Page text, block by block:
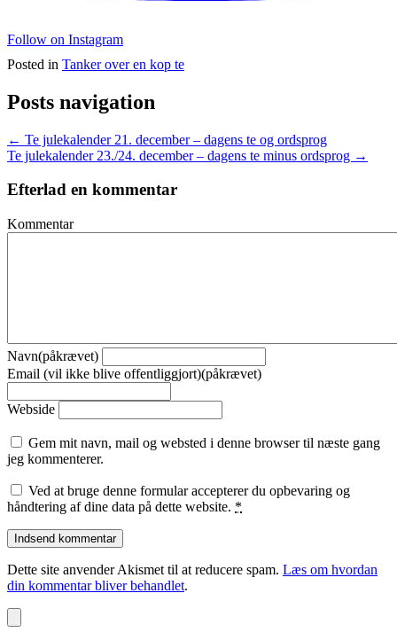
Follow on Instagram
Posted in Tanker over en kop te
Posts navigation
← Te julekalender 21. december – dagens te og ordsprog
Te julekalender 23./24. december – dagens te minus ordsprog →
Efterlad en kommentar
Kommentar
Navn(påkrævet)
Email (vil ikke blive offentliggjort)(påkrævet)
Webside
Gem mit navn, mail og websted i denne browser til næste gang
jeg kommenterer.
Ved at bruge denne formular accepterer du opbevaring og
håndtering af dine data på dette website. *
Dette site anvender Akismet til at reducere spam. Læs om hvordan
din kommentar bliver behandlet.